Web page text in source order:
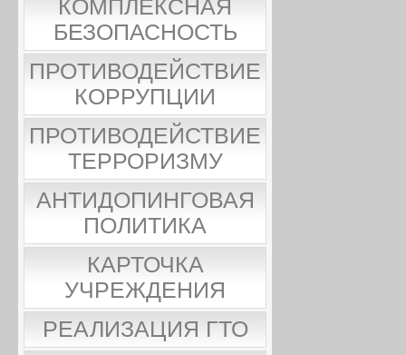
КОМПЛЕКСНАЯ
БЕЗОПАСНОСТЬ
ПРОТИВОДЕЙСТВИЕ
КОРРУПЦИИ
ПРОТИВОДЕЙСТВИЕ
ТЕРРОРИЗМУ
АНТИДОПИНГОВАЯ
ПОЛИТИКА
КАРТОЧКА
УЧРЕЖДЕНИЯ
РЕАЛИЗАЦИЯ ГТО